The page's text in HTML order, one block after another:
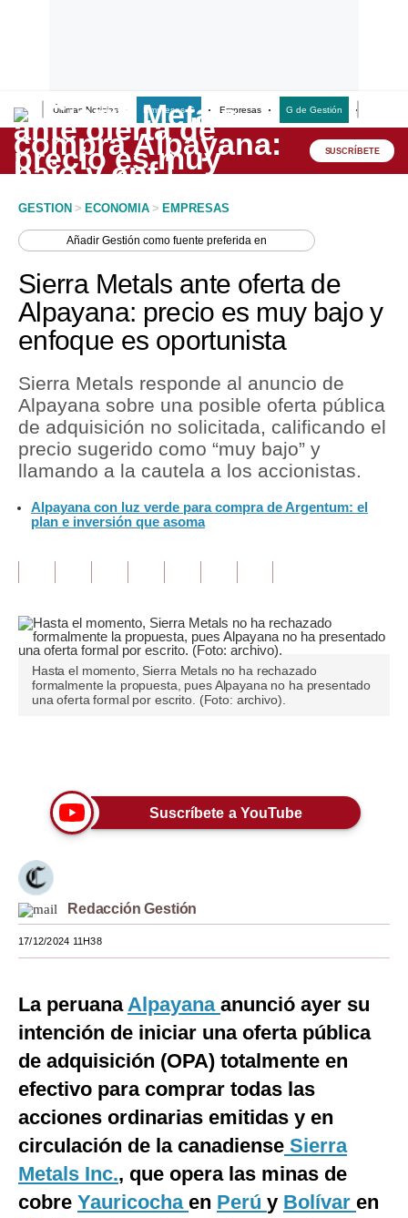
Últimas Noticias Empresas G Empresas G de Gestión
Lo último
Peru Quiosco
Economía
Mercados
Política
Tu Dinero
Finanzas Personales
Inmobiliarias
Opinión
Editorial
Pregunta de hoy
Blogs
Viajes
Estilos
Mundo
España
Internacional
Tecnología
Mix
G de Gestión
SUSCRÍBETE
GESTION > ECONOMIA > EMPRESAS
AñadirGestión como fuente preferida en
Sierra Metals ante oferta de
Alpayana: precio es muy bajo y
enfoque es oportunista
Sierra Metals responde al anuncio de
Alpayana sobre una posible oferta pública
de adquisición no solicitada, calificando el
precio sugerido como “muy bajo” y
llamando a la cautela a los accionistas.
Alpayana con luz verde para compra de Argentum: el
plan e inversión que asoma
Hasta el momento, Sierra Metals no ha rechazado
formalmente la propuesta, pues Alpayana no ha presentado
una oferta formal por escrito. (Foto: archivo).
Suscríbete a YouTube
Redacción Gestión
17/12/2024 11H38
La peruanaAlpayana anunció ayer su
intención de iniciar una oferta pública
de adquisición (OPA) totalmente en
efectivo para comprar todas las
acciones ordinarias emitidas y en
circulación de la canadiense Sierra
Metals Inc., que opera las minas de
cobre Yauricocha en Perú y Bolívar en